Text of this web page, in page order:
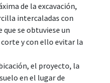
de la excavación,
intercaladas con
que se obtuviese un
y con ello evitar la
el proyecto, la
en el lugar de